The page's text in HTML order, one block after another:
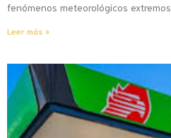
fenómenos meteorológicos extremos.
Leer más »